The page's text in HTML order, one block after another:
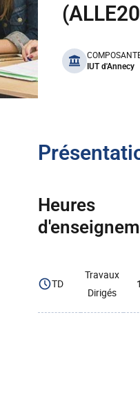
benefits
IUT d'Annecy
Heures
TD
Travaux
Dirigés